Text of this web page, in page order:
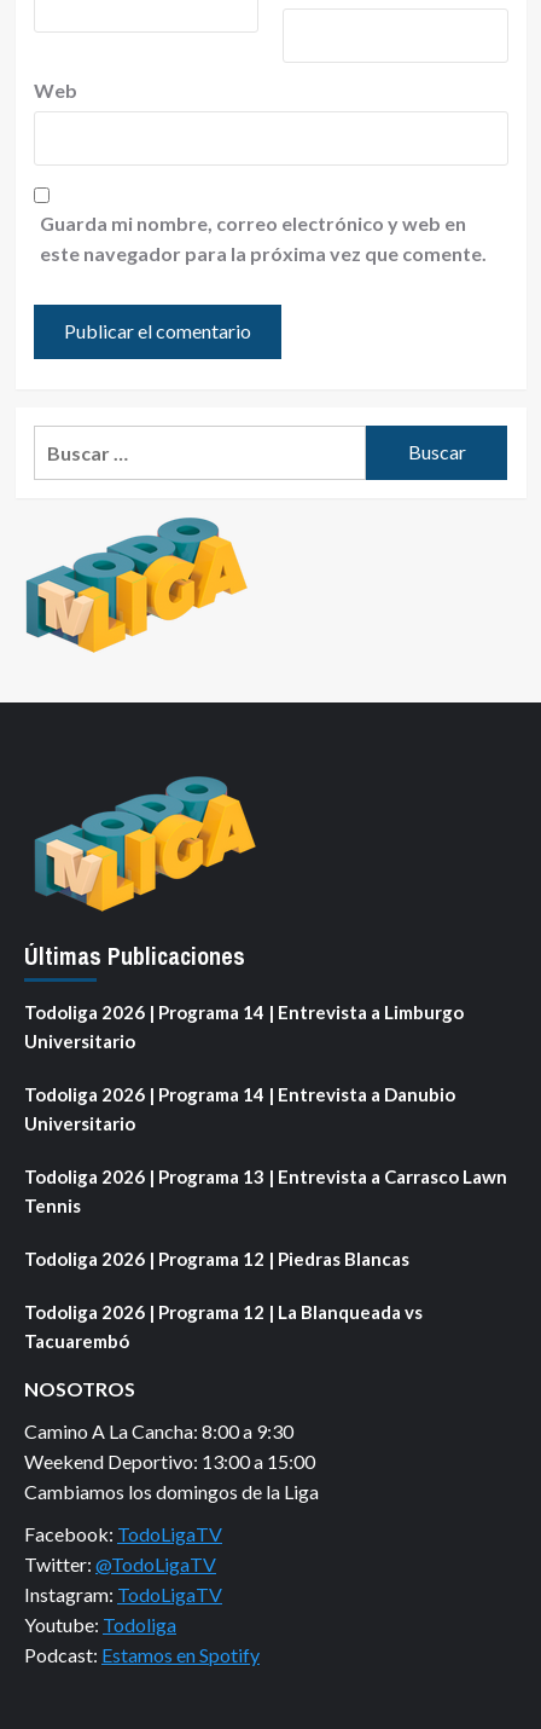
Web
Guarda mi nombre, correo electrónico y web en
este navegador para la próxima vez que comente.
Últimas Publicaciones
Todoliga 2026 | Programa 14 | Entrevista a Limburgo
Universitario
Todoliga 2026 | Programa 14 | Entrevista a Danubio
Universitario
Todoliga 2026 | Programa 13 | Entrevista a Carrasco Lawn
Tennis
Todoliga 2026 | Programa 12 | Piedras Blancas
Todoliga 2026 | Programa 12 | La Blanqueada vs
Tacuarembó
NOSOTROS
Camino A La Cancha: 8:00 a 9:30
Weekend Deportivo: 13:00 a 15:00
Cambiamos los domingos de la Liga
Facebook: TodoLigaTV
Twitter: @TodoLigaTV
Instagram: TodoLigaTV
Youtube: Todoliga
Podcast: Estamos en Spotify